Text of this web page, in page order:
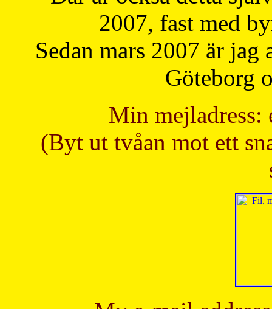
2007, fast med
Sedan mars 2007 är
Göteborg
Min mejladress:
(Byt ut tvåan mot ett